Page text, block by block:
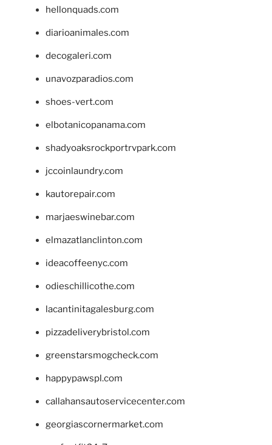
hellonquads.com
diarioanimales.com
decogaleri.com
unavozparadios.com
shoes-vert.com
elbotanicopanama.com
shadyoaksrockportrvpark.com
jccoinlaundry.com
kautorepair.com
marjaeswinebar.com
elmazatlanclinton.com
ideacoffeenyc.com
odieschillicothe.com
lacantinitagalesburg.com
pizzadeliverybristol.com
greenstarsmogcheck.com
happypawspl.com
callahansautoservicecenter.com
georgiascornermarket.com